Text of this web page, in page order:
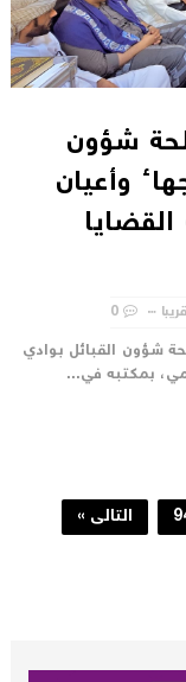
شؤون
وأعيان
0
القبائل بوادي
بمكتبه في...
التالى »